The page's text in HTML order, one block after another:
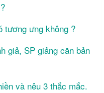
tương ưng không ?
giả, SP giảng căn bản
và nêu 3 thắc mắc.